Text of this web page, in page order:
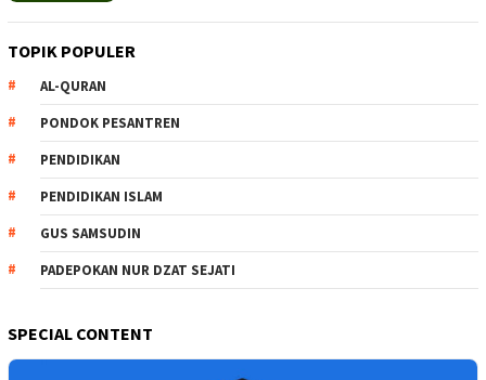
TOPIK POPULER
AL-QURAN
PONDOK PESANTREN
PENDIDIKAN
PENDIDIKAN ISLAM
GUS SAMSUDIN
PADEPOKAN NUR DZAT SEJATI
SPECIAL CONTENT